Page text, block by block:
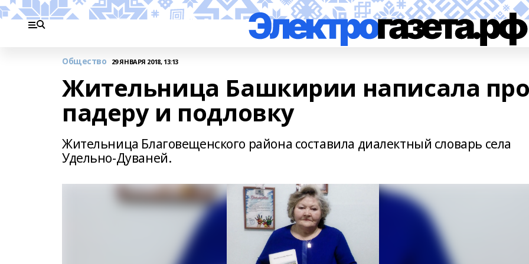
Общество 29 ЯНВАРЯ 2018, 13:13
Жительница Башкирии написала
падеру и подловку
Жительница Благовещенского района составила диалектный словарь села
Удельно-Дуваней.